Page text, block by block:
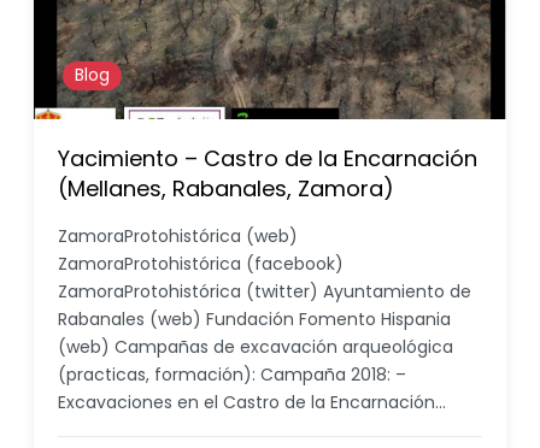
Blog
Yacimiento – Castro de la Encarnación
(Mellanes, Rabanales, Zamora)
ZamoraProtohistórica (web)
ZamoraProtohistórica (facebook)
ZamoraProtohistórica (twitter) Ayuntamiento de
Rabanales (web) Fundación Fomento Hispania
(web) Campañas de excavación arqueológica
(practicas, formación): Campaña 2018: –
Excavaciones en el Castro de la Encarnación…